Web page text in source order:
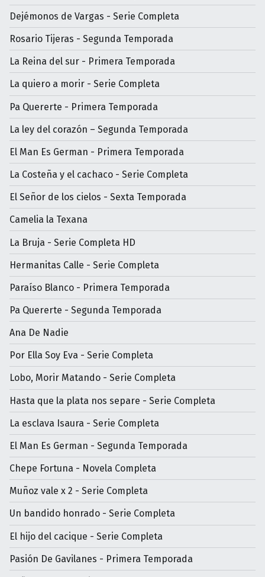
Dejémonos de Vargas - Serie Completa
Rosario Tijeras - Segunda Temporada
La Reina del sur - Primera Temporada
La quiero a morir - Serie Completa
Pa Quererte - Primera Temporada
La ley del corazón – Segunda Temporada
El Man Es German - Primera Temporada
La Costeña y el cachaco - Serie Completa
El Señor de los cielos - Sexta Temporada
Camelia la Texana
La Bruja - Serie Completa HD
Hermanitas Calle - Serie Completa
Paraíso Blanco - Primera Temporada
Pa Quererte - Segunda Temporada
Ana De Nadie
Por Ella Soy Eva - Serie Completa
Lobo, Morir Matando - Serie Completa
Hasta que la plata nos separe - Serie Completa
La esclava Isaura - Serie Completa
El Man Es German - Segunda Temporada
Chepe Fortuna - Novela Completa
Muñoz vale x 2 - Serie Completa
Un bandido honrado - Serie Completa
El hijo del cacique - Serie Completa
Pasión De Gavilanes - Primera Temporada